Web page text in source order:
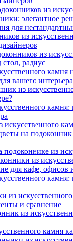
из
элегантное
для
из
из
стол, радиус
камня
вашего интерьера
из
на подоконник
из
из
для кафе, офисов
камня:
из
и сравнение
из
камня